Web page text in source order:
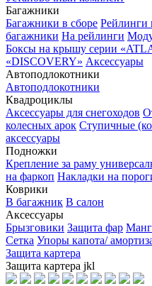
Багажники
Багажники в сборе
багажники На рейлинги
Боксы на крышу серии
«DISCOVERY» Аксессуары
Автоподлокотники
Автоподлокотники
Квадроциклы
Аксессуары для снегоходов
колесных арок Ступичные
аксессуары
Подножки
Крепление за раму
на фаркоп Накладки на
Коврики
В багажник В салон
Аксессуары
Брызговики Защита фар
Сетка Упоры капота/
Защита картера
Защита картера jkl